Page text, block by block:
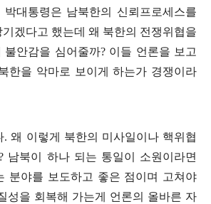
박대통령은 남북한의 신뢰프로세스를
겠다고 했는데 왜 북한의 전쟁위협을
불안감을 심어줄까? 이들 언론을 보고
한을 악마로 보이게 하는가 경쟁이라
.왜 이렇게 북한의 미사일이나 핵위협
남북이 하나 되는 통일이 소원이라면
분야를 보도하고 좋은 점이며 고쳐야
성을 회복해 가는게 언론의 올바른 자